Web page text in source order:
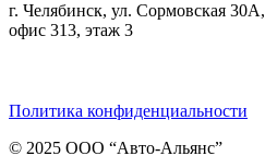
г. Челябинск, ул. Сормовская 30А,
офис 313, этаж 3
Политика конфиденциальности
© 2025 ООО “Авто-Альянс”